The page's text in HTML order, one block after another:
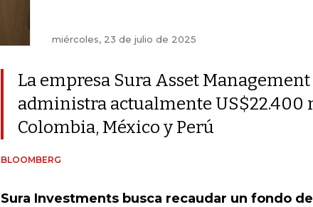
miércoles, 23 de julio de 2025
La empresa Sura Asset Management
administra actualmente US$22.400
Colombia, México y Perú
BLOOMBERG
Sura Investments busca recaudar un fondo